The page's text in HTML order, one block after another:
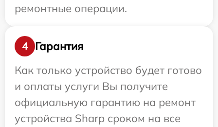
ремонтные операции.
4
Гарантия
Как только устройство будет готово
и оплаты услуги Вы получите
официальную гарантию на ремонт
устройства Sharp сроком на все